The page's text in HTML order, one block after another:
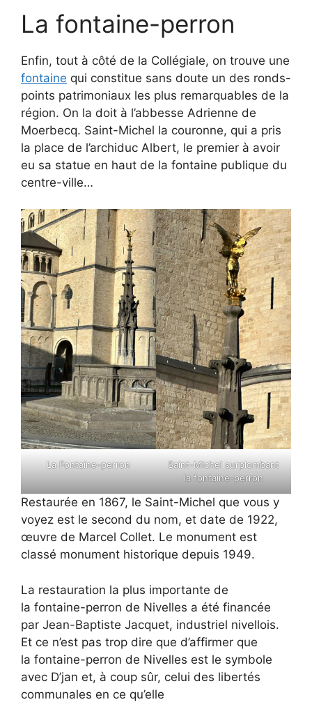
La fontaine-perron
Enfin, tout à côté de la Collégiale, on trouve une
fontaine qui constitue sans doute un des ronds-
points patrimoniaux les plus remarquables de la
région. On la doit à l’abbesse Adrienne de
Moerbecq. Saint-Michel la couronne, qui a pris
la place de l’archiduc Albert, le premier à avoir
eu sa statue en haut de la fontaine publique du
centre-ville…
La Fontaine-perron
Saint-Michel surplombant
la fontaine-perron
Restaurée en 1867, le Saint-Michel que vous y
voyez est le second du nom, et date de 1922,
œuvre de Marcel Collet. Le monument est
classé monument historique depuis 1949.
La restauration la plus importante de
la fontaine-perron de Nivelles a été financée
par Jean-Baptiste Jacquet, industriel nivellois.
Et ce n’est pas trop dire que d’affirmer que
la fontaine-perron de Nivelles est le symbole
avec D’jan et, à coup sûr, celui des libertés
communales en ce qu’elle